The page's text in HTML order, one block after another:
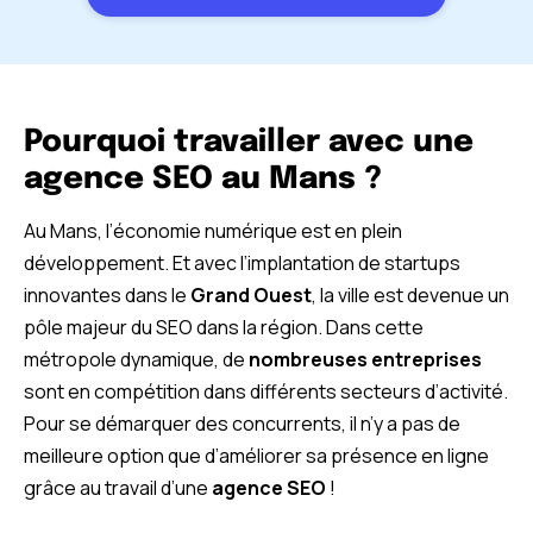
niveau local que national.
Pourquoi travailler avec une
agence SEO au Mans ?
Au Mans, l’économie numérique est en plein
développement. Et avec l’implantation de startups
innovantes dans le Grand Ouest, la ville est devenue un
pôle majeur du SEO dans la région. Dans cette
métropole dynamique, de nombreuses entreprises
sont en compétition dans différents secteurs d’activité.
Pour se démarquer des concurrents, il n’y a pas de
meilleure option que d’améliorer sa présence en ligne
grâce au travail d’une agence SEO !